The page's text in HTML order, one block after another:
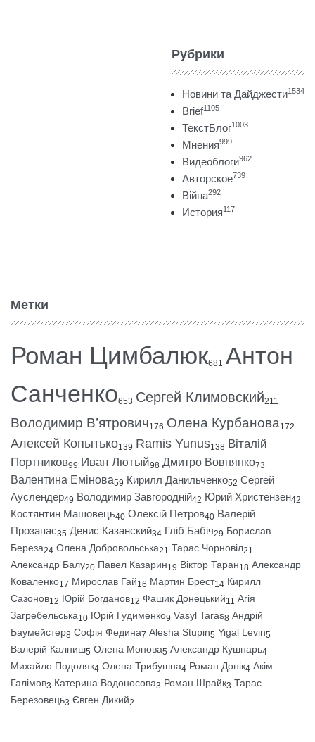
Рубрики
Новини та Дайджести1534
Brief1105
ТекстБлог1003
Мнения999
Видеоблоги962
Авторское739
Війна292
История117
Метки
Роман Цимбалюк681 Антон
Санченко653 Сергей Климовский211
Володимир В’ятрович176 Олена Курбанова172
Алексей Копытько139 Ramis Yunus138 Віталій
Портников99 Иван Лютый98 Дмитро Вовнянко73
Валентина Емінова59 Кирилл Данильченко52 Сергей
Ауслендер49 Володимир Завгородній42 Юрий Христензен42
Костянтин Машовець40 Олексій Петров40 Валерій
Прозапас35 Денис Казанский34 Гліб Бабіч29 Борислав
Береза24 Олена Добровольська21 Тарас Чорновіл21
Александр Балу20 Павел Казарин19 Віктор Таран18 Александр
Коваленко17 Мирослав Гай16 Мартин Брест14 Кирилл
Сазонов12 Юрій Богданов12 Фашик Донецький11 Агія
Загребельська10 Юрій Гудименко9 Vasyl Taras8 Андрій
Баумейстер8 Софія Федина7 Alesha Stupin5 Yigal Levin5
Валерій Калниш5 Олена Монова5 Александр Кушнарь4
Михайло Подоляк4 Олена Трибушна4 Роман Донік4 Акім
Галімов3 Катерина Водоносова3 Роман Шрайк3 Тарас
Березовець3 Євген Дикий2